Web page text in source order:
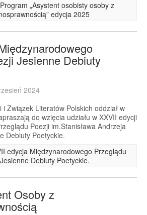
„Asystent osobisty osoby z
edycja 2025
Jesienne Debiuty
2024
Związek Literatów Polskich oddział w
do wzięcia udziału w XXVII edycji
Poezji im.Stanisława Andrzeja
Debiuty Poetyckie.
edycja Międzynarodowego Przeglądu
Debiuty Poetyckie.
Osoby z